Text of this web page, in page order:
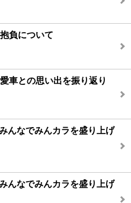
負について
車との思い出を振り返り
んなでみんカラを盛り上げ
んなでみんカラを盛り上げ